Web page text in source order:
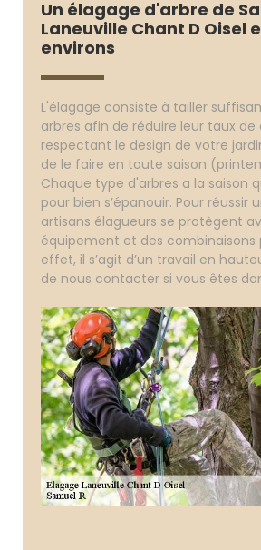
Un élagage d'arbre de
Laneuville Chant D Oisel
environs
L'élagage consiste à tailler
arbres afin de réduire leur taux de
respectant le design de votre
de le faire en toute saison
Chaque type d'arbres a la saison
pour bien s’épanouir. Pour réussir
artisans élagueurs se protègent
équipement et des combinaisons
effet, il s’agit d’un travail en
de nous contacter si vous êtes